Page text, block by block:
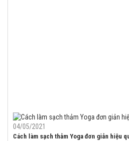
04/05/2021
Cách làm sạch thảm Yoga đơn giản hiệu